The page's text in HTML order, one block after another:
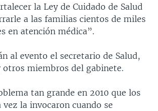
la Ley de Cuidado de Salud
a las familias cientos de miles
en atención médica”.
al evento el secretario de Salud,
otros miembros del gabinete.
tan grande en 2010 que los
la invocaron cuando se